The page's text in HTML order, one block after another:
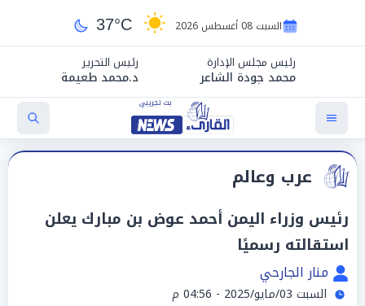
السبت 08 أغسطس 2026 37°C
رئيس مجلس الإدارة
محمد جودة الشاعر
رئيس التحرير
د.محمد طعيمة
عرب وعالم
رئيس وزراء اليمن أحمد عوض بن مبارك يعلن
استقالته رسميًا
منار الجارحي
السبت 03/مايو/2025 - 04:56 م